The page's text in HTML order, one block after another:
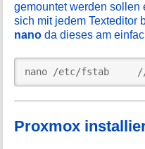
gemountet werden sollen
sich mit jedem Texteditor
nano da dieses am
nano /etc/fstab
Proxmox